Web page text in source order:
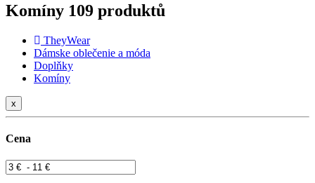
Komíny 109 produktů
TheyWear
Dámske oblečenie a móda
Doplňky
Komíny
x
Cena